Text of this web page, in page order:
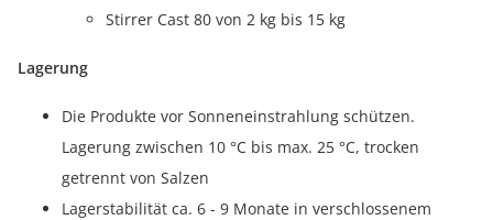
Stirrer Cast 80 von 2 kg bis 15 kg
Lagerung
Die Produkte vor Sonneneinstrahlung schützen.
Lagerung zwischen 10 °C bis max. 25 °C, trocken
getrennt von Salzen
Lagerstabilität ca. 6 - 9 Monate in verschlossenem